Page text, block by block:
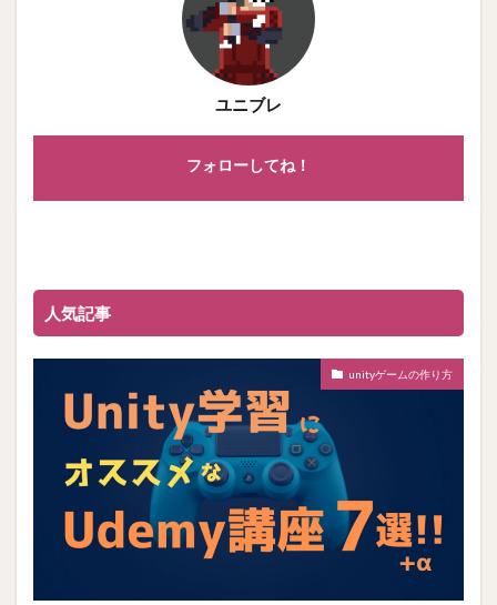
ユニブレ
フォローしてね！
人気記事
unityゲームの作り方